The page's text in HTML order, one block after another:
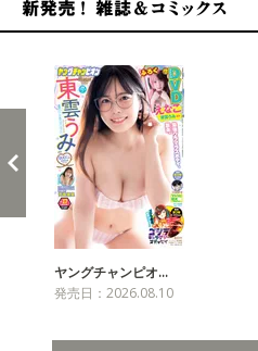
ヤングチャンピオ…
発売日：2026.08.10